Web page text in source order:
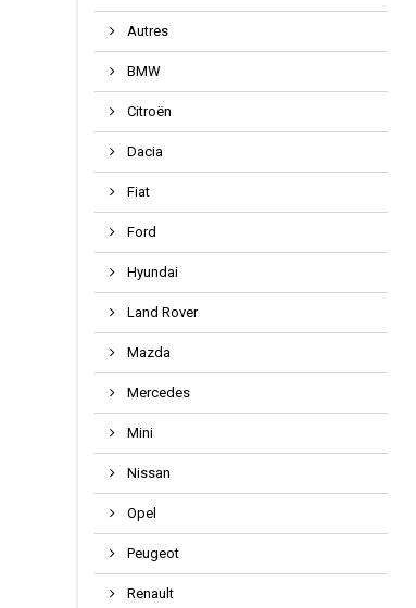
Autres
BMW
Citroën
Dacia
Fiat
Ford
Hyundai
Land Rover
Mazda
Mercedes
Mini
Nissan
Opel
Peugeot
Renault